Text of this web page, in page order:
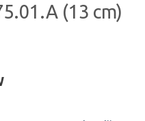
(13 cm)